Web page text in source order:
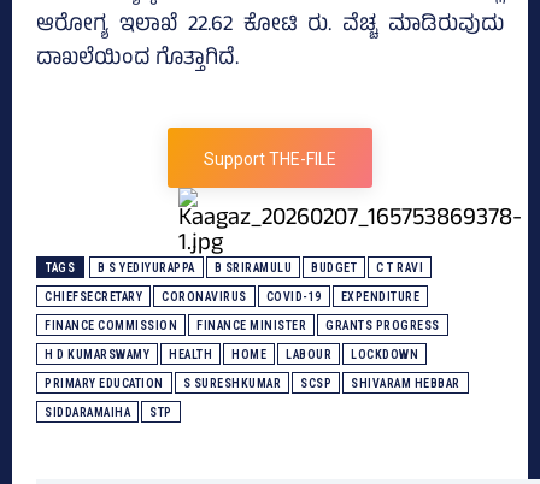
ಆರೋಗ್ಯ ಇಲಾಖೆ 22.62 ಕೋಟಿ ರು. ವೆಚ್ಚ ಮಾಡಿರುವುದು
ದಾಖಲೆಯಿಂದ ಗೊತ್ತಾಗಿದೆ.
Support THE-FILE
TAGS B S YEDIYURAPPA B SRIRAMULU BUDGET C T RAVI
CHIEFSECRETARY CORONAVIRUS COVID-19 EXPENDITURE
FINANCE COMMISSION FINANCE MINISTER GRANTS PROGRESS
H D KUMARSWAMY HEALTH HOME LABOUR LOCKDOWN
PRIMARY EDUCATION S SURESHKUMAR SCSP SHIVARAM HEBBAR
SIDDARAMAIHA STP